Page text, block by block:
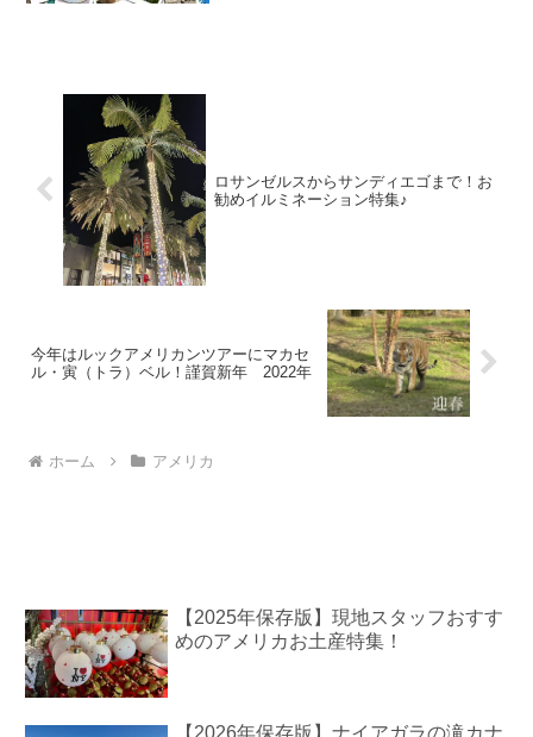
ロサンゼルスからサンディエゴまで！お
勧めイルミネーション特集♪
今年はルックアメリカンツアーにマカセ
ル・寅（トラ）ベル！謹賀新年 2022年
ホーム アメリカ
【2025年保存版】現地スタッフおすす
めのアメリカお土産特集！